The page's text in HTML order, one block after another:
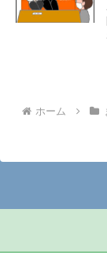
ホーム